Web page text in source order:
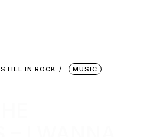
STILL IN ROCK
MUSIC